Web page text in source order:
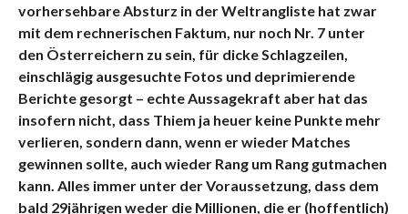
vorhersehbare Absturz in der Weltrangliste hat zwar
mit dem rechnerischen Faktum, nur noch Nr. 7 unter
den Österreichern zu sein, für dicke Schlagzeilen,
einschlägig ausgesuchte Fotos und deprimierende
Berichte gesorgt – echte Aussagekraft aber hat das
insofern nicht, dass Thiem ja heuer keine Punkte mehr
verlieren, sondern dann, wenn er wieder Matches
gewinnen sollte, auch wieder Rang um Rang gutmachen
kann. Alles immer unter der Voraussetzung, dass dem
bald 29jährigen weder die Millionen, die er (hoffentlich)